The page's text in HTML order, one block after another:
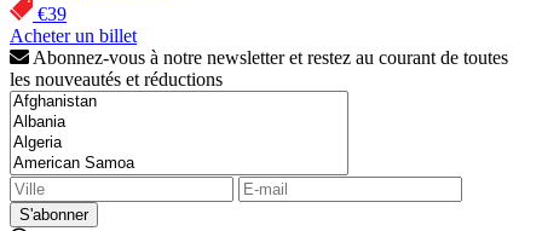
€39
Acheter un billet
Abonnez-vous à notre newsletter et restez au courant de toutes
les nouveautés et réductions
S'abonner